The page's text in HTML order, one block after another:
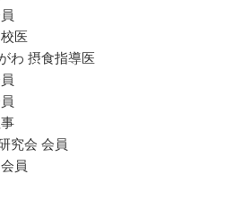
医
わ 摂食指導医
究会 会員
員